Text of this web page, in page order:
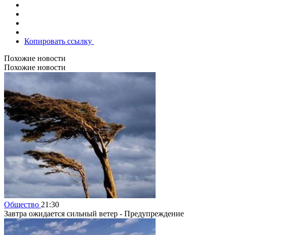
Копировать ссылку
Похожие новости
Похожие новости
Общество 21:30
Завтра ожидается сильный ветер - Предупреждение